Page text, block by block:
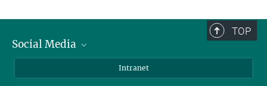
TOP
Social Media
Intranet